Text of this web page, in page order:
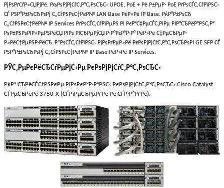
РјРѕРґСѓР»СЏРјРё. РљРѕРјРјСѓС‚Р°С‚РѕСЂС‹ UPOE, PoE + Рё Р±РµР· PoE РґРѕСЃС‚СѓРїРЅС‹
СЃ РЅР°Р±РѕСЂРѕРј С„СѓРЅРєС†РёР№ LAN Base РёР»Рё IP Base. РќР°Р±РѕСЂ
С„СѓРЅРєС†РёР№ IP Services РґРѕСЃС‚СѓРїРµРЅ РІ РєР°С‡РµСЃС‚РІРµ РІР°СЂРёР°РЅС‚Р°
РѕР±РЅРѕРІР»РµРЅРёСЏ РІРѕ РІСЂРµРјСЏ Р·Р°РєР°Р·Р° РёР»Рё С‡РµСЂРµР·
Р»РёС†РµРЅР·РёСЋ. Р”РѕСЃС‚СѓРїРЅС‹ РјРѕРґРµР»Рё РєРѕРјРјСѓС‚Р°С‚РѕСЂРѕРІ GE SFP СЃ
РЅР°Р±РѕСЂРѕРј С„СѓРЅРєС†РёР№ IP Base РёР»Рё IP Services.
РЎС‚РµРєРёСЂСѓРµРјС‹Рµ РєРѕРјРјСѓС‚Р°С‚РѕСЂС‹
РќР° СЂРёСЃСѓРЅРєРµ РїРѕРєР°Р·Р°РЅС‹ РєРѕРјРјСѓС‚Р°С‚РѕСЂС‹ Cisco Catalyst
СЃРµСЂРёРё 3750-X (СЃРїРµСЂРµРґРё Рё СЃР·Р°РґРё).